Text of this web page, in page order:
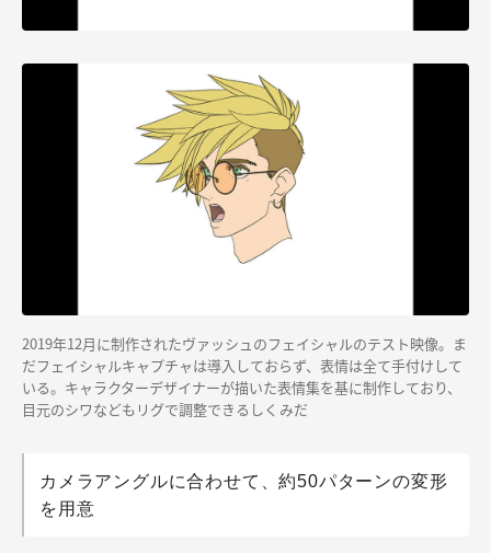
2019年12月に制作されたヴァッシュのフェイシャルのテスト映像。ま
だフェイシャルキャプチャは導入しておらず、表情は全て手付けして
いる。キャラクターデザイナーが描いた表情集を基に制作しており、
目元のシワなどもリグで調整できるしくみだ
カメラアングルに合わせて、約50パターンの変形
を用意